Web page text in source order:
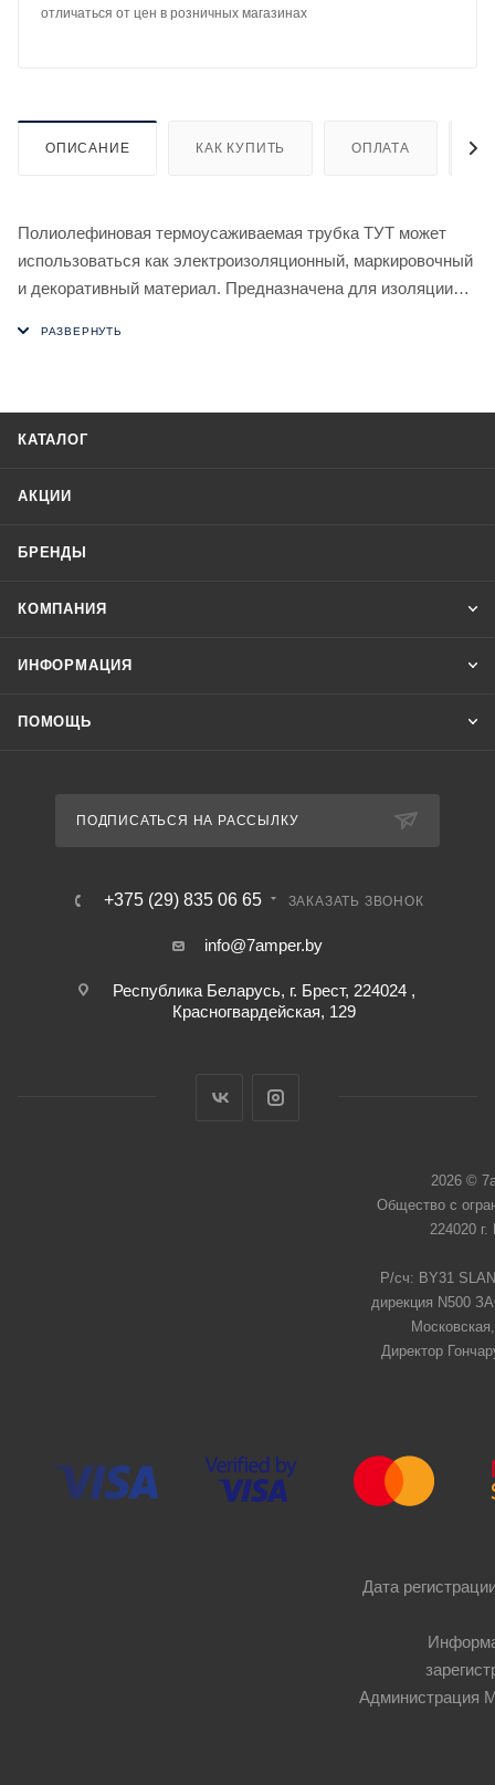
отличаться от цен в розничных магазинах
ОПИСАНИЕ КАК КУПИТЬ ОПЛАТА
Полиолефиновая термоусаживаемая трубка ТУТ может
использоваться как электроизоляционный, маркировочный
и декоративный материал. Предназначена для изоляции
КАТАЛОГ
АКЦИИ
БРЕНДЫ
КОМПАНИЯ
ИНФОРМАЦИЯ
ПОМОЩЬ
ПОДПИСАТЬСЯ НА РАССЫЛКУ
+375 (29) 835 06 65 ЗАКАЗАТЬ ЗВОНОК
info@7amper.by
Республика Беларусь, г. Брест, 224024 ,
Красногвардейская, 129
2026 ©
Общество с
224020
Р/сч: BY31
дирекция N500
Директор
Дата
Администрация